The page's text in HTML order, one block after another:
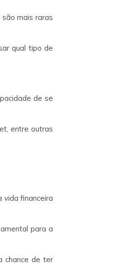
mais raras
qual tipo de
de se
entre outras
vida financeira
para a
chance de ter